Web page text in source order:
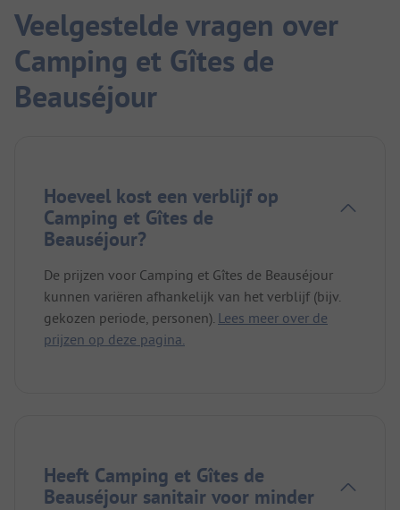
Veelgestelde vragen over
Camping et Gîtes de
Beauséjour
Hoeveel kost een verblijf op
Camping et Gîtes de
Beauséjour?
De prijzen voor Camping et Gîtes de Beauséjour
kunnen variëren afhankelijk van het verblijf (bijv.
gekozen periode, personen). Lees meer over de
prijzen op deze pagina.
Heeft Camping et Gîtes de
Beauséjour sanitair voor minder